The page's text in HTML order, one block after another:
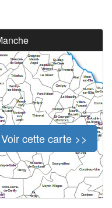
Voir cette carte >>